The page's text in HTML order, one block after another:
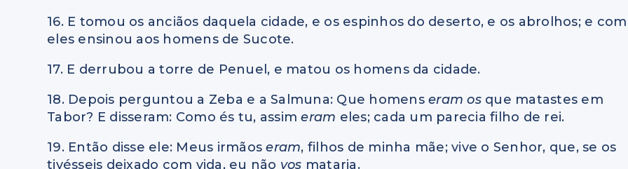
16. E tomou os anciãos daquela cidade, e os espinhos do deserto, e os abrolhos; e com
eles ensinou aos homens de Sucote.
17. E derrubou a torre de Penuel, e matou os homens da cidade.
18. Depois perguntou a Zeba e a Salmuna: Que homenseram os que matastes em
Tabor? E disseram: Como és tu, assimeram eles; cada um parecia filho de rei.
19. Então disse ele: Meus irmãoseram, filhos de minha mãe; vive o Senhor, que, se os
tivésseis deixado com vida, eu não vos mataria.